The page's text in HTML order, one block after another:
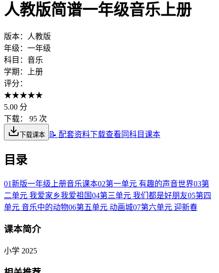
人教版简谱一年级音乐上册
版本：
人教版
年级： 一年级
科目： 音乐
学期：
上册
评分：
★★★★★
5.00 分
下载：
95 次
下载课本 📝 配套资料下载查看同科目课本
目录
01新版一年级上册音乐课本02第一单元 有趣的声音世界03第
二单元 我爱家乡我爱祖国04第三单元 我们都是好朋友05第四
单元 音乐中的动物06第五单元 动画城07第六单元 迎新春
课本简介
小学 2025